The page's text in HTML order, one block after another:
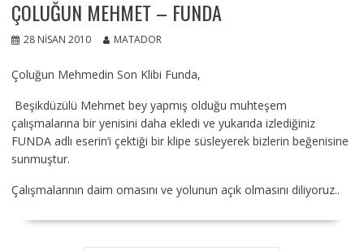
ÇOLUĞUN MEHMET – FUNDA
28 NISAN 2010 MATADOR
Çoluğun Mehmedin Son Klibi Funda,
Beşikdüzülü Mehmet bey yapmış olduğu muhteşem
çalışmalarına bir yenisini daha ekledi ve yukarıda izlediğiniz
FUNDA adlı eserin’i çektiği bir klipe süsleyerek bizlerin beğenisine
sunmuştur.
Çalışmalarının daim omasını ve yolunun açık olmasını diliyoruz..